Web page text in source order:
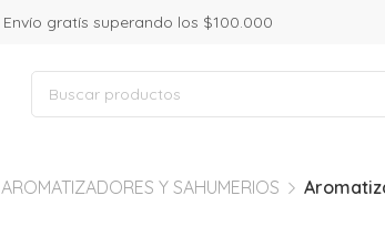
Envío gratís superando los $100.000
AROMATIZADORES Y SAHUMERIOS